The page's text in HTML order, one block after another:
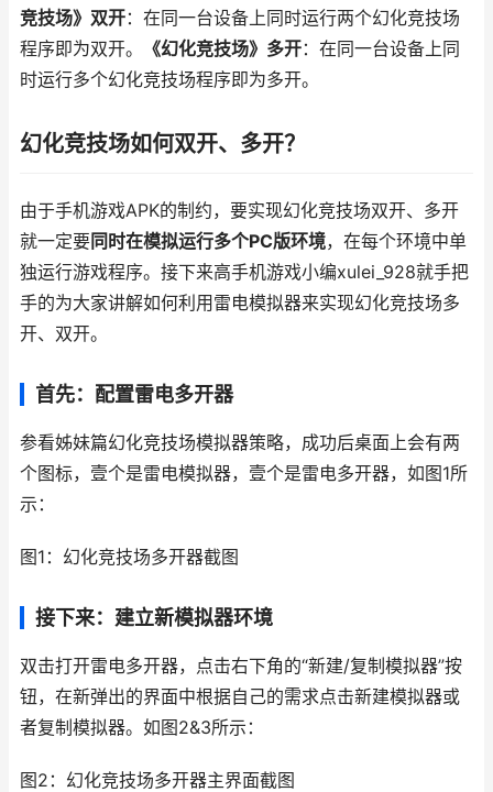
竞技场》双开：在同一台设备上同时运行两个幻化竞技场
程序即为双开。
《幻化竞技场》多开：在同一台设备上同
时运行多个幻化竞技场程序即为多开。
幻化竞技场如何双开、多开？
由于手机游戏APK的制约，要实现幻化竞技场双开、多开
就一定要同时在模拟运行多个PC版环境，在每个环境中单
独运行游戏程序。接下来高手机游戏小编xulei_928就手把
手的为大家讲解如何利用雷电模拟器来实现幻化竞技场多
开、双开。
首先：配置雷电多开器
参看姊妹篇幻化竞技场模拟器策略，成功后桌面上会有两
个图标，壹个是雷电模拟器，壹个是雷电多开器，如图1所
示：
图1：幻化竞技场多开器截图
接下来：建立新模拟器环境
双击打开雷电多开器，点击右下角的“新建/复制模拟器”按
钮，在新弹出的界面中根据自己的需求点击新建模拟器或
者复制模拟器。如图2&3所示：
图2：幻化竞技场多开器主界面截图